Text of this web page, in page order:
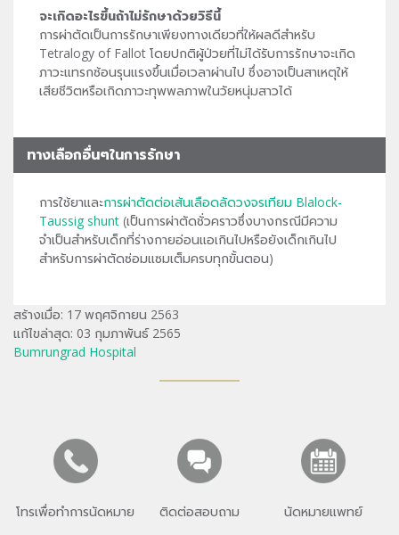
จะเกิดอะไรขึ้นถ้าไม่รักษาด้วยวิธีนี้
การผ่าตัดเป็นการรักษาเพียงทางเดียวที่ให้ผลดีสำหรับ
Tetralogy of Fallot โดยปกติผู้ป่วยที่ไม่ได้รับการรักษาจะเกิด
ภาวะแทรกซ้อนรุนแรงขึ้นเมื่อเวลาผ่านไป ซึ่งอาจเป็นสาเหตุให้
เสียชีวิตหรือเกิดภาวะทุพพลภาพในวัยหนุ่มสาวได้
ทางเลือกอื่นๆในการรักษา
การใช้ยาและการผ่าตัดต่อเส้นเลือดลัดวงจรเทียม Blalock-
Taussig shunt (เป็นการผ่าตัดชั่วคราวซึ่งบางกรณีมีความ
จำเป็นสำหรับเด็กที่ร่างกายอ่อนแอเกินไปหรือยังเด็กเกินไป
สำหรับการผ่าตัดซ่อมแซมเต็มครบทุกขั้นตอน)
สร้างเมื่อ: 17 พฤศจิกายน 2563
แก้ไขล่าสุด: 03 กุมภาพันธ์ 2565
Bumrungrad Hospital
โทรเพื่อทำการนัดหมาย ติดต่อสอบถาม นัดหมายแพทย์